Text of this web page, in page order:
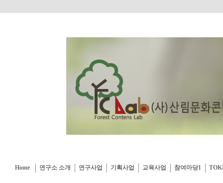
Home 연구소 소개 연구사업 기획사업 교육사업 참여마당1